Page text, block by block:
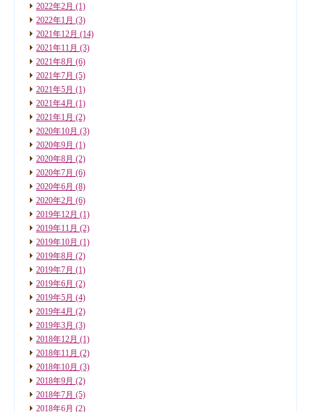
2022年2月 (1)
2022年1月 (3)
2021年12月 (14)
2021年11月 (3)
2021年8月 (6)
2021年7月 (5)
2021年5月 (1)
2021年4月 (1)
2021年1月 (2)
2020年10月 (3)
2020年9月 (1)
2020年8月 (2)
2020年7月 (6)
2020年6月 (8)
2020年2月 (6)
2019年12月 (1)
2019年11月 (2)
2019年10月 (1)
2019年8月 (2)
2019年7月 (1)
2019年6月 (2)
2019年5月 (4)
2019年4月 (2)
2019年3月 (3)
2018年12月 (1)
2018年11月 (2)
2018年10月 (3)
2018年9月 (2)
2018年7月 (5)
2018年6月 (2)